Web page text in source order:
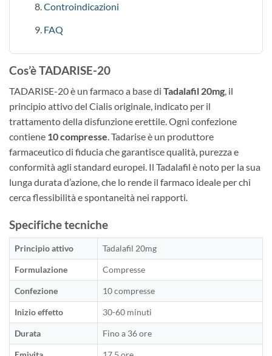
Controindicazioni
FAQ
Cos’è TADARISE-20
TADARISE-20 è un farmaco a base di Tadalafil 20mg, il
principio attivo del Cialis originale, indicato per il
trattamento della disfunzione erettile. Ogni confezione
contiene 10 compresse. Tadarise è un produttore
farmaceutico di fiducia che garantisce qualità, purezza e
conformità agli standard europei. Il Tadalafil è noto per la sua
lunga durata d’azione, che lo rende il farmaco ideale per chi
cerca flessibilità e spontaneità nei rapporti.
Specifiche tecniche
Principio attivo Tadalafil 20mg
Formulazione Compresse
Confezione 10 compresse
Inizio effetto 30-60 minuti
Durata Fino a 36 ore